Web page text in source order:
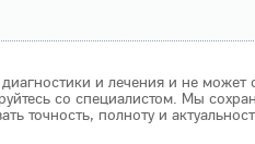
и лечения и не
со специалистом. Мы
точность, полноту и